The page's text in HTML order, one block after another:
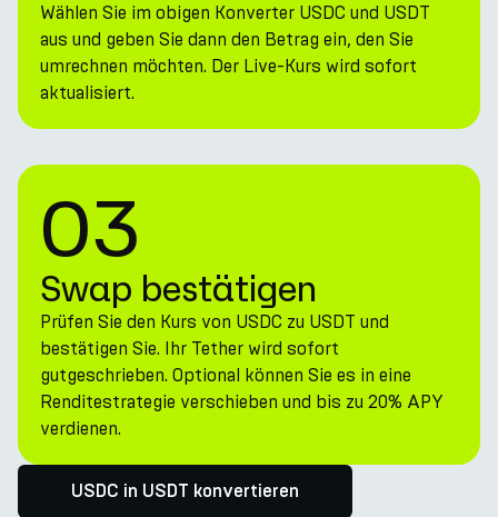
Wählen Sie im obigen Konverter USDC und USDT
aus und geben Sie dann den Betrag ein, den Sie
umrechnen möchten. Der Live-Kurs wird sofort
aktualisiert.
03
Swap bestätigen
Prüfen Sie den Kurs von USDC zu USDT und
bestätigen Sie. Ihr Tether wird sofort
gutgeschrieben. Optional können Sie es in eine
Renditestrategie verschieben und bis zu 20% APY
verdienen.
USDC in USDT konvertieren